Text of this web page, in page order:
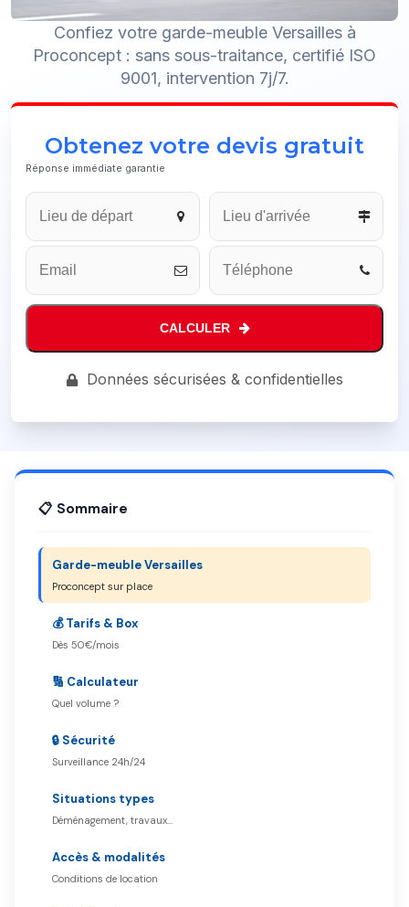
Confiez votre garde-meuble Versailles à
Proconcept : sans sous-traitance, certifié ISO
9001, intervention 7j/7.
Obtenez votre devis gratuit
Réponse immédiate garantie
CALCULER
Données sécurisées & confidentielles
📋 Sommaire
Garde-meuble Versailles
Proconcept sur place
💰 Tarifs & Box
Dès 50€/mois
🔢 Calculateur
Quel volume ?
🔒 Sécurité
Surveillance 24h/24
Situations types
Déménagement, travaux…
Accès & modalités
Conditions de location